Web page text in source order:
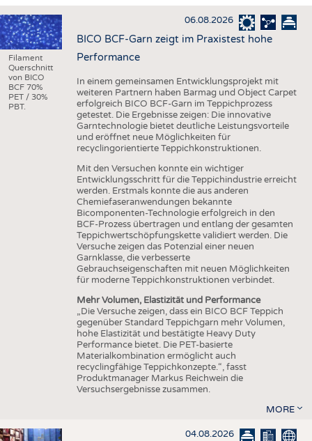
HAUS- UND HEIMTEXTILIEN
BEKLEIDUNG
TESTS
BUSINESS
UNTERNEHMEN
AUSSCHREIBUNGEN
DTV AUSSCHREIBUNGSDIENST
STATISTICS
ADRESSEN & LINKS
PUBLIKATIONEN
BRANCHENTERMINE
Filament
Querschnitt
von BICO
BCF 70%
PET / 30%
PBT.
06.08.2026
BICO BCF-Garn zeigt im Praxistest hohe
Performance
In einem gemeinsamen Entwicklungsprojekt mit
weiteren Partnern haben Barmag und Object Carpet
erfolgreich BICO BCF-Garn im Teppichprozess
getestet. Die Ergebnisse zeigen: Die innovative
Garntechnologie bietet deutliche Leistungsvorteile
und eröffnet neue Möglichkeiten für
recyclingorientierte Teppichkonstruktionen.
Mit den Versuchen konnte ein wichtiger
Entwicklungsschritt für die Teppichindustrie erreicht
werden. Erstmals konnte die aus anderen
Chemiefaseranwendungen bekannte
Bicomponenten-Technologie erfolgreich in den
BCF-Prozess übertragen und entlang der gesamten
Teppichwertschöpfungskette validiert werden. Die
Versuche zeigen das Potenzial einer neuen
Garnklasse, die verbesserte
Gebrauchseigenschaften mit neuen Möglichkeiten
für moderne Teppichkonstruktionen verbindet.
Mehr Volumen, Elastizität und Performance
„Die Versuche zeigen, dass ein BICO BCF Teppich
gegenüber Standard Teppichgarn mehr Volumen,
hohe Elastizität und bestätigte Heavy Duty
Performance bietet. Die PET-basierte
Materialkombination ermöglicht auch
recyclingfähige Teppichkonzepte.“, fasst
Produktmanager Markus Reichwein die
Versuchsergebnisse zusammen.
MORE
04.08.2026